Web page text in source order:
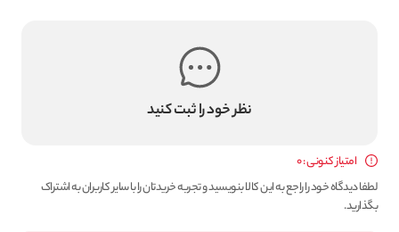
نظر خود را ثبت کنید
امتیاز کنونی : 0
لطفا دیدگاه خود را راجع به این کالا بنویسید و تجربه خریدتان را با سایر کاربران به اشتراک
بگذارید.